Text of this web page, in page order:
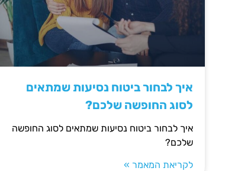
איך לבחור ביטוח נסיעות שמתאים
לסוג החופשה שלכם?
איך לבחור ביטוח נסיעות שמתאים לסוג החופשה
שלכם?
לקריאת המאמר »